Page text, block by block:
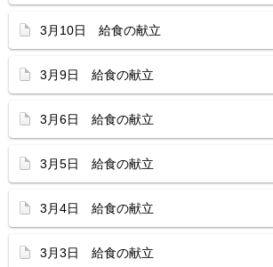
3月10日 給食の献立
3月9日 給食の献立
3月6日 給食の献立
3月5日 給食の献立
3月4日 給食の献立
3月3日 給食の献立